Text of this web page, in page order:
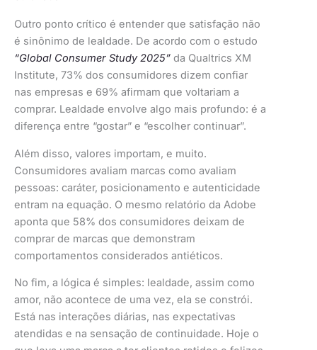
Outro ponto crítico é entender que satisfação não
é sinônimo de lealdade. De acordo com o estudo
“Global Consumer Study 2025” da Qualtrics XM
Institute, 73% dos consumidores dizem confiar
nas empresas e 69% afirmam que voltariam a
comprar. Lealdade envolve algo mais profundo: é a
diferença entre “gostar” e “escolher continuar”.
Além disso, valores importam, e muito.
Consumidores avaliam marcas como avaliam
pessoas: caráter, posicionamento e autenticidade
entram na equação. O mesmo relatório da Adobe
aponta que 58% dos consumidores deixam de
comprar de marcas que demonstram
comportamentos considerados antiéticos.
No fim, a lógica é simples: lealdade, assim como
amor, não acontece de uma vez, ela se constrói.
Está nas interações diárias, nas expectativas
atendidas e na sensação de continuidade. Hoje o